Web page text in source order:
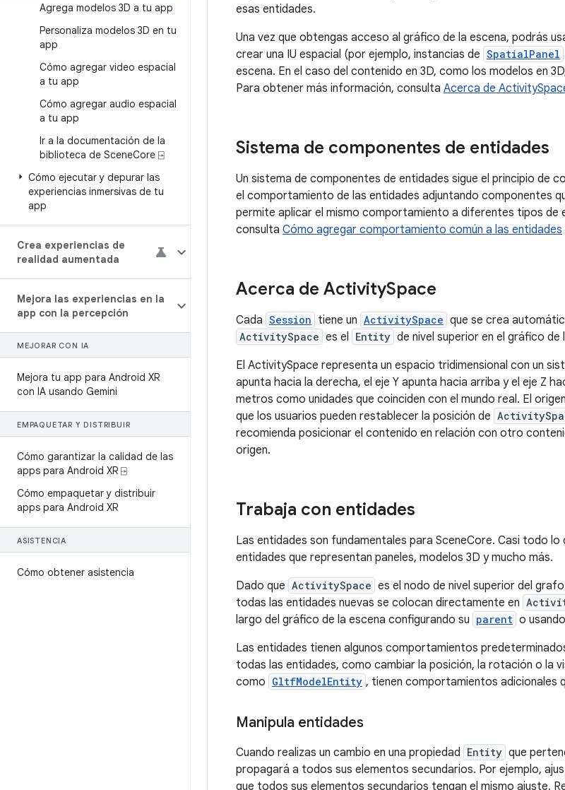
Agrega modelos 3D a tu app
Personaliza modelos 3D en tu
app
Cómo agregar video espacial
a tu app
Cómo agregar audio espacial
a tu app
Ir a la documentación de la
biblioteca de SceneCore ⍈
Cómo ejecutar y depurar las
experiencias inmersivas de tu
app
Crea experiencias de
realidad aumentada
Mejora las experiencias en la
app con la percepción
MEJORAR CON IA
Mejora tu app para Android XR
con IA usando Gemini
EMPAQUETAR Y DISTRIBUIR
Cómo garantizar la calidad de las
apps para Android XR ⍈
Cómo empaquetar y distribuir
apps para Android XR
ASISTENCIA
Cómo obtener asistencia
esas entidades.
Una vez que obtengas acceso al gráfico de la escena, podrás
crear una IU espacial (por ejemplo, instancias de SpatialPanel
escena. En el caso del contenido en 3D, como los modelos en
Para obtener más información, consulta Acerca de
Sistema de componentes de entidades
Un sistema de componentes de entidades sigue el principio de
el comportamiento de las entidades adjuntando componentes
permite aplicar el mismo comportamiento a diferentes tipos de
consulta Cómo agregar comportamiento común a las entidades
Acerca de ActivitySpace
Cada Session tiene un ActivitySpace que se crea
ActivitySpace es el Entity de nivel superior en el gráfico de
El ActivitySpace representa un espacio tridimensional con un
apunta hacia la derecha, el eje Y apunta hacia arriba y el eje Z
metros como unidades que coinciden con el mundo real. El
que los usuarios pueden restablecer la posición de
recomienda posicionar el contenido en relación con otro
origen.
Trabaja con entidades
Las entidades son fundamentales para SceneCore. Casi todo
entidades que representan paneles, modelos 3D y mucho más.
Dado que ActivitySpace es el nodo de nivel superior del
todas las entidades nuevas se colocan directamente en
largo del gráfico de la escena configurando su parent o usando
Las entidades tienen algunos comportamientos
todas las entidades, como cambiar la posición, la rotación o la
como GltfModelEntity , tienen comportamientos adicionales
Manipula entidades
Cuando realizas un cambio en una propiedad Entity que
propagará a todos sus elementos secundarios. Por ejemplo,
que todos sus elementos secundarios tengan el mismo ajuste.